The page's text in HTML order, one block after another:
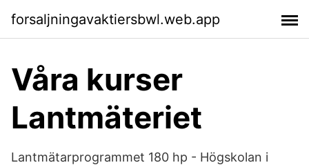
forsaljningavaktiersbwl.web.app
Våra kurser
Lantmäteriet
Lantmätarprogrammet 180 hp - Högskolan i